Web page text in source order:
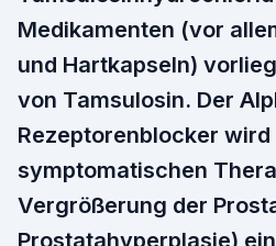
Medikamenten (vor
und Hartkapseln)
von Tamsulosin. Der
Rezeptorenblocker wird
symptomatischen
Vergrößerung der
Prostatahyperplasie)